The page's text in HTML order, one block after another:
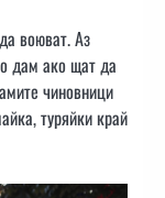
воюват. Аз
дам ако щат да
чиновници
туряйки край